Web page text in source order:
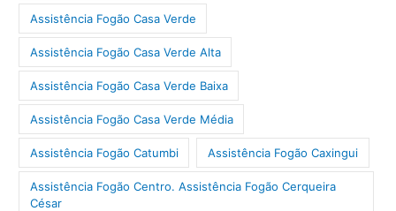
Assistência Fogão Casa Verde
Assistência Fogão Casa Verde Alta
Assistência Fogão Casa Verde Baixa
Assistência Fogão Casa Verde Média
Assistência Fogão Catumbi Assistência Fogão Caxingui
Assistência Fogão Centro. Assistência Fogão Cerqueira
César